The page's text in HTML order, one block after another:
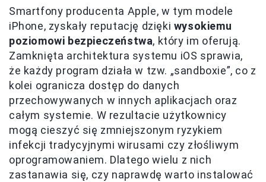
Smartfony producenta Apple, w tym modele
iPhone, zyskały reputację dzięki wysokiemu
poziomowi bezpieczeństwa, który im oferują.
Zamknięta architektura systemu iOS sprawia,
że każdy program działa w tzw. „sandboxie”, co z
kolei ogranicza dostęp do danych
przechowywanych w innych aplikacjach oraz
całym systemie. W rezultacie użytkownicy
mogą cieszyć się zmniejszonym ryzykiem
infekcji tradycyjnymi wirusami czy złośliwym
oprogramowaniem. Dlatego wielu z nich
zastanawia się, czy naprawdę warto instalować